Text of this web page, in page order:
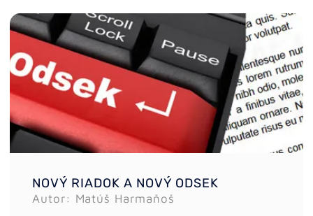
NOVÝ RIADOK A NOVÝ ODSEK
Autor: Matúš Harmaňoš